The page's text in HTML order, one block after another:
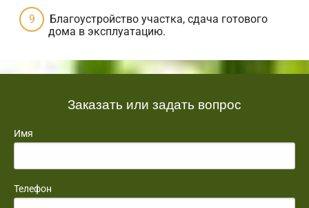
Благоустройство участка, сдача готового
дома в эксплуатацию.
Заказать или задать вопрос
Имя
Телефон